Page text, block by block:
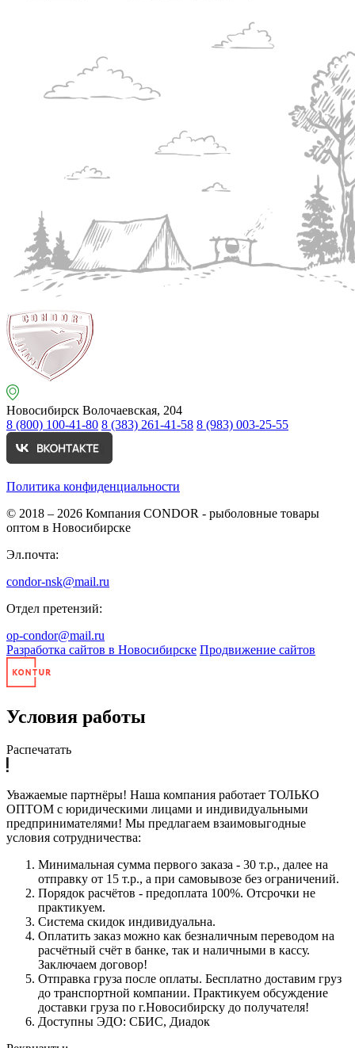
Новосибирск Волочаевская, 204
8 (800) 100-41-80 8 (383) 261-41-58 8 (983) 003-25-55
Политика конфиденциальности
© 2018 – 2026 Компания CONDOR - рыболовные товары
оптом в Новосибирске
Эл.почта:
condor-nsk@mail.ru
Отдел претензий:
op-condor@mail.ru
Разработка сайтов в Новосибирске Продвижение сайтов
Условия работы
Распечатать
Уважаемые партнёры! Наша компания работает ТОЛЬКО
ОПТОМ с юридическими лицами и индивидуальными
предпринимателями! Мы предлагаем взаимовыгодные
условия сотрудничества:
Минимальная сумма первого заказа - 30 т.р., далее на
отправку от 15 т.р., а при самовывозе без ограничений.
Порядок расчётов - предоплата 100%. Отсрочки не
практикуем.
Система скидок индивидуальна.
Оплатить заказ можно как безналичным переводом на
расчётный счёт в банке, так и наличными в кассу.
Заключаем договор!
Отправка груза после оплаты. Бесплатно доставим груз
до транспортной компании. Практикуем обсуждение
доставки груза по г.Новосибирску до получателя!
Доступны ЭДО: СБИС, Диадок